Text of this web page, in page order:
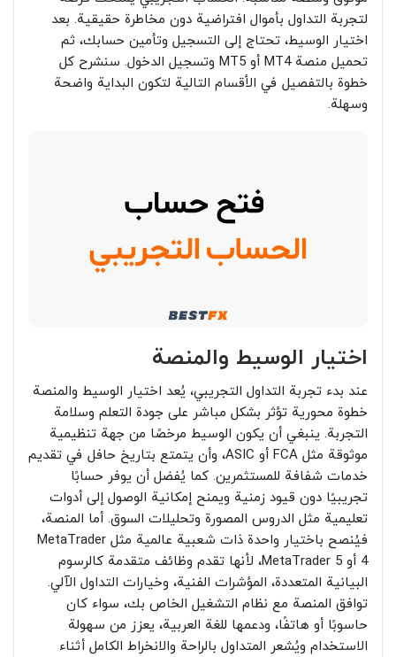
لتجربة التداول بأموال افتراضية دون مخاطرة حقيقية. بعد
اختيار الوسيط، تحتاج إلى التسجيل وتأمين حسابك، ثم
تحميل منصة MT4 أو MT5 وتسجيل الدخول. سنشرح كل
خطوة بالتفصيل في الأقسام التالية لتكون البداية واضحة
وسهلة.
اختيار الوسيط والمنصة
عند بدء تجربة التداول التجريبي، يُعد اختيار الوسيط والمنصة
خطوة محورية تؤثر بشكل مباشر على جودة التعلم وسلامة
التجربة. ينبغي أن يكون الوسيط مرخصًا من جهة تنظيمية
موثوقة مثل FCA أو ASIC، وأن يتمتع بتاريخ حافل في تقديم
خدمات شفافة للمستثمرين. كما يُفضل أن يوفر حسابًا
تجريبيًا دون قيود زمنية ويمنح إمكانية الوصول إلى أدوات
تعليمية مثل الدروس المصورة وتحليلات السوق. أما المنصة،
فيُنصح باختيار واحدة ذات شعبية عالمية مثل MetaTrader
4 أو MetaTrader 5، لأنها تقدم وظائف متقدمة كالرسوم
البيانية المتعددة، المؤشرات الفنية، وخيارات التداول الآلي.
توافق المنصة مع نظام التشغيل الخاص بك، سواء كان
حاسوبًا أو هاتفًا، ودعمها للغة العربية، يعزز من سهولة
الاستخدام ويُشعر المتداول بالراحة والانخراط الكامل أثناء